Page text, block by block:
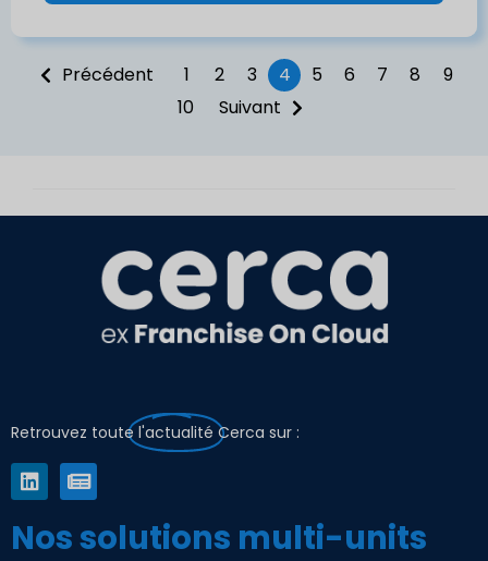
Précédent 1 2 3 4 5 6 7 8
9
10
Suivant
Retrouvez toute l'actualité Cerca sur :
Nos solutions multi-units